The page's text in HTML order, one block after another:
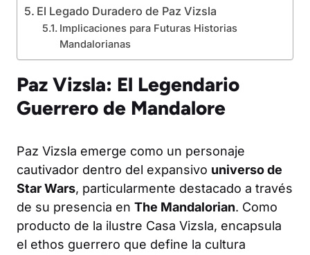
El Legado Duradero de Paz Vizsla
Implicaciones para Futuras Historias
Mandalorianas
Paz Vizsla: El Legendario
Guerrero de Mandalore
Paz Vizsla emerge como un personaje
cautivador dentro del expansivo universo de
Star Wars, particularmente destacado a través
de su presencia en The Mandalorian. Como
producto de la ilustre Casa Vizsla, encapsula
el ethos guerrero que define la cultura